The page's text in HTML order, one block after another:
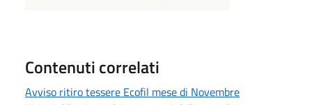
Contenuti correlati
Avviso ritiro tessere Ecofil mese di Novembre